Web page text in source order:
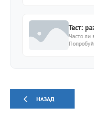
Тест:
Часто ли
НАЗАД